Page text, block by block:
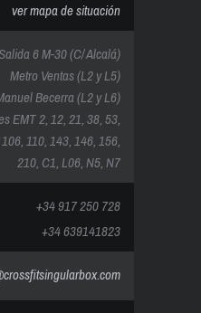
ver mapa de situación
6 M-30 (C/ Alcalá)
Metro Ventas (L2 y L5)
Becerra (L2 y L6)
EMT 2, 12, 21, 38, 53,
110, 143, 146, 156,
210, C1, L06, N5, N7
+34 917 250 728
+34 639141823